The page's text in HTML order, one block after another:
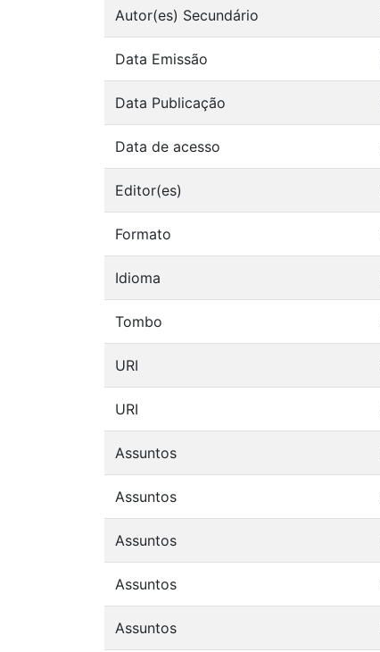
Autor(es) Secundário
Data Emissão
Data Publicação
Data de acesso
Editor(es)
Formato
Idioma
Tombo
URI
URI
Assuntos
Assuntos
Assuntos
Assuntos
Assuntos